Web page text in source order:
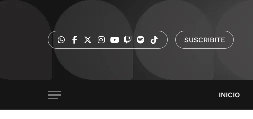
SUSCRIBITE
INICIO